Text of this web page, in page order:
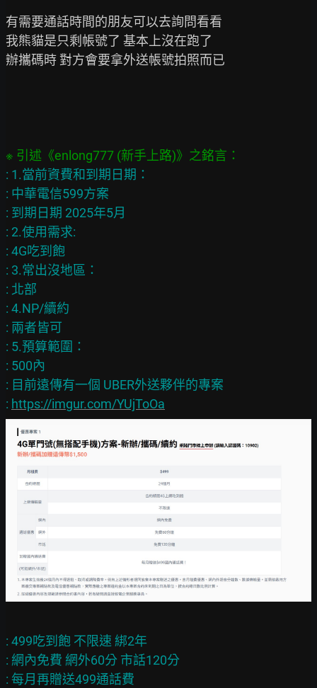
有需要通話時間的朋友可以去詢問看看
我熊貓是只剩帳號了 基本上沒在跑了
辦攜碼時 對方會要拿外送帳號拍照而已
: 1.當前資費和到期日期：
: 中華電信599方案
: 到期日期 2025年5月
: 2.使用需求:
: 4G吃到飽
: 3.常出沒地區：
: 北部
: 4.NP/續約
: 兩者皆可
: 5.預算範圍：
: 500內
: 目前遠傳有一個 UBER外送夥伴的專案
: https://imgur.com/YUjToOa
: 499吃到飽 不限速 綁2年
: 網內免費 網外60分 市話120分
: 每月再贈送499通話費